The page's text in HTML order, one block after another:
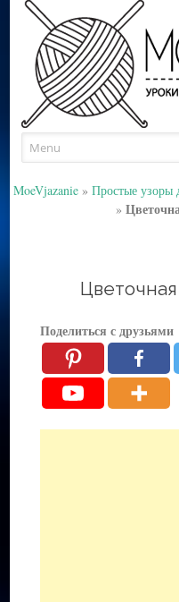
MoeVjazanie» Простые узоры
»
Поделиться с друзьями